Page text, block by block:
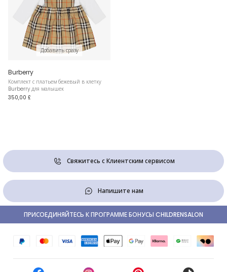
Добавить сразу
Burberry
Комплект с платьем бежевый в клетку
Burberry для малышек
350,00 £
Свяжитесь с Клиентским сервисом
Напишите нам
ПРИСОЕДИНЯЙТЕСЬ К ПРОГРАММЕ БОНУСЫ CHILDRENSALON